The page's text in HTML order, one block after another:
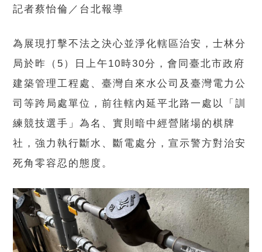
記者蔡怡倫／台北報導
為展現打擊不法之決心並淨化轄區治安，士林分
局於昨（5）日上午10時30分，會同臺北市政府
建築管理工程處、臺灣自來水公司及臺灣電力公
司等跨局處單位，前往轄內延平北路一處以「訓
練競技選手」為名、實則暗中經營賭場的棋牌
社，強力執行斷水、斷電處分，宣示警方對治安
死角零容忍的態度。